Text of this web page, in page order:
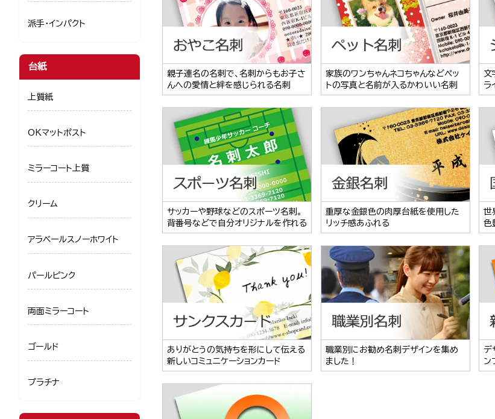
親子連名の名刺で、名刺からもお子さ
んへの愛情と絆を感じられる名刺
家族のワンちゃんネコちゃんなどペッ
トの写真と名前が入るかわいい名刺
文
ラ
サッカーや野球などのスポーツ名刺。
背番号などで自分オリジナルを作れる
重厚な金銀色の肉厚台紙を使用した
リッチ感あふれる
世
色
ありがとうの気持ちを形にして伝える
新しいコミュニケーションカード
職業別にお勧め名刺デザインを集め
ました！
デ
ン
派手・インパクト
台紙
上質紙
OKマットポスト
ミラーコート上質
クリーム
アラベールスノーホワイト
パールピンク
両面ミラーコート
ゴールド
プラチナ